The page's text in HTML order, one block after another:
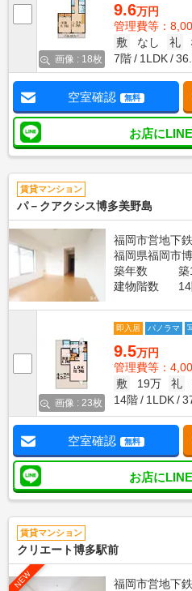
画像 : 18枚
9.6万円
管理費等：
敷
なし 礼
7階
1LDK
空室確認 無料
お店に
賃貸マンション
パ－クアクシス博多美野島
福岡市営地下
福岡県福岡市
築年数
築
建物階数
画像 : 23枚
即入居 パノラマ
9.5万円
管理費等：
敷
19万 礼
14階
1LDK
空室確認 無料
お店に
賃貸マンション
クリエート博多駅前
NEW
福岡市営地下